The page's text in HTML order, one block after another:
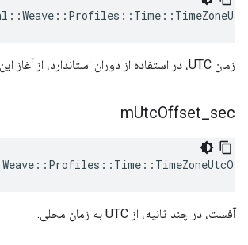
زمان UTC، در استفاده از دوران استاندارد، از آغاز این دوره تبدیل.
mUtcOffset sec
آفست، در چند ثانیه، از UTC به زمان محلی.